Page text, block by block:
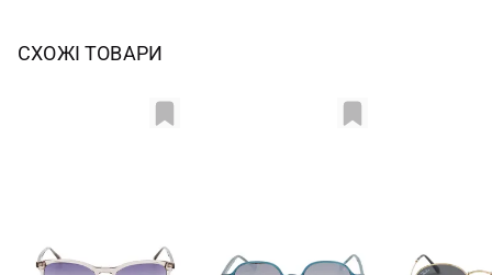
СХОЖІ ТОВАРИ